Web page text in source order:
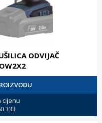
ODVIJAČ
cijenu
333